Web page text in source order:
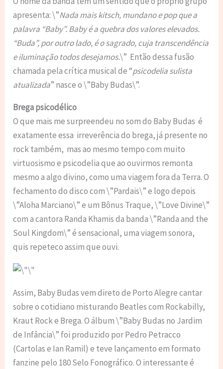
apresenta: \”Nada mais kitsch, mundano e pop que a
palavra “Baby”. Baby é a quebra dos valores elevados.
“Buda”, por outro lado, é o sagrado, cuja transcendência
e iluminação todos desejamos.\” Então dessa fusão
chamada pela crítica musical de “psicodelia sulista
atualizada” nasce o \”Baby Budas\”.
Brega psicodélico
O que mais me surpreendeu no som do Baby Budas é
exatamente essa irreverência do brega, já presente no
rock também, mas ao mesmo tempo com muito
virtuosismo e psicodelia que ao ouvirmos remonta
mesmo a algo divino, como uma viagem fora da Terra. O
fechamento do disco com \”Pardais\” e logo depois
\”Aloha Marciano\” e um Bônus Traque, \”Love Divine\”
com a cantora Randa Khamis da banda \”Randa and the
Soul Kingdom\” é sensacional, uma viagem sonora,
quis repeteco assim que ouvi.
Assim, Baby Budas vem direto de Porto Alegre cantar
sobre o cotidiano misturando Beatles com Rockabilly,
Kraut Rock e Brega. O álbum \”Baby Budas no Jardim
de Infância\” foi produzido por Pedro Petracco
(Cartolas e Ian Ramil) e teve lançamento em formato
fanzine pelo 180 Selo Fonográfico. O interessante é